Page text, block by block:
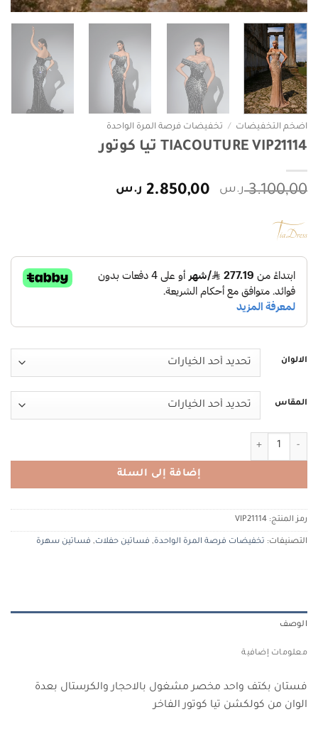
اضخم التخفيضات / تخفيضات فرصة المرة الواحدة
TIACOUTURE VIP21114 تيا كوتور
3.100,00 ر.س
السعر
2.850,00 ر.س
الالوان
المقاس
إضافة إلى السلة
رمز المنتج: VIP21114
التصنيفات: تخفيضات فرصة المرة الواحدة, فساتين حفلات, فساتين سهرة
الوصف
معلومات إضافية
فستان بكتف واحد مخصر مشغول بالاحجار والكرستال بعدة
الوان من كولكشن تيا كوتور الفاخر